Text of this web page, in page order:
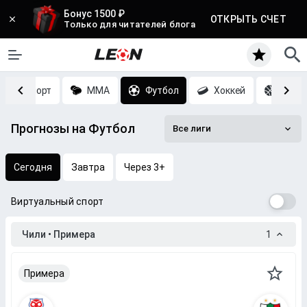
Бонус 1500 ₽
Только для читателей блога ОТКРЫТЬ СЧЕТ
MMA Футбол Хоккей
Прогнозы на Футбол Все лиги
Сегодня Завтра Через 3+
Виртуальный спорт
Чили • Примера 1
Примера